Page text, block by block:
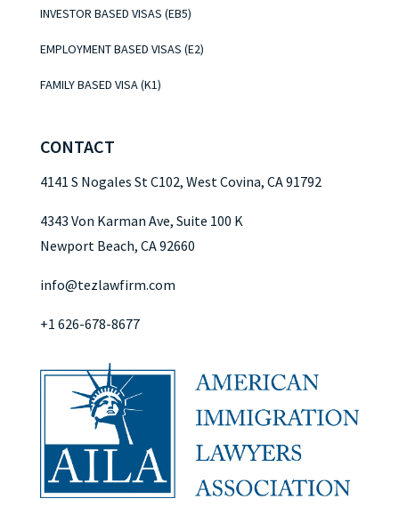
INVESTOR BASED VISAS (EB5)
EMPLOYMENT BASED VISAS (E2)
FAMILY BASED VISA (K1)
CONTACT
4141 S Nogales St C102, West Covina, CA 91792
4343 Von Karman Ave, Suite 100 K
Newport Beach, CA 92660
info@tezlawfirm.com
+1 626-678-8677